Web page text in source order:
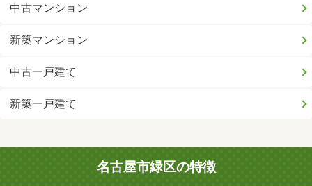
中古マンション
新築マンション
中古一戸建て
新築一戸建て
名古屋市緑区の特徴